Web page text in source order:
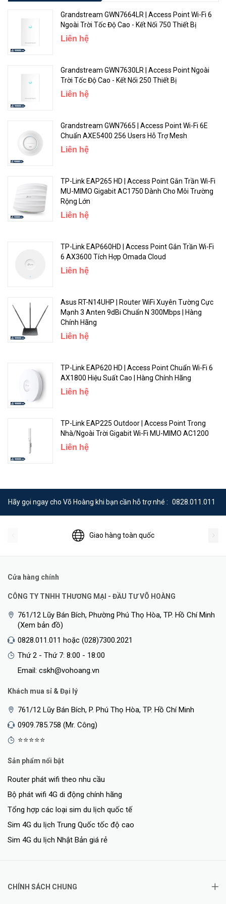
hỗ trợ bởi hầu hết các nhà khai thác trên khắp thế giới
Hợp nhất với các sản phẩm TP-Link OneMesh, để cung cấp mạng
Mesh linh hoạt hơn và tiết kiệm chi phí hơn với một tên Wi-Fi duy
nhất để phủ sóng toàn bộ ngôi nhà một cách liền mạch.
☆ Sao Lưu Kết Nối WAN Khả Dụng
Với Cổng WAN/LAN đầy đủ chức năng, Archer MR202 cũng có thể
hoạt động như một router tương thích với cáp, cáp quang và
nối internet ổn định. Archer MR202 có thể kết nối bạn với Internet,
bất kể bạn ở trong hoàn cảnh nào.
Cài đặt Archer MR202 chỉ trong vài phút nhờ vào giao diện web
trực quan và ứng dụng Tether mạnh mẽ. Quản lý cài đặt mạng, bao
gồm Quyền kiểm soát của phụ huynh và Kiểm soát Truy Cập từ bất
kỳ thiết bị Android hay iOS nào. Quản lý mạng gia đình bất kỳ lúc
nào và bất cứ nơi đâu.
<Hotline: 0828.011.011 - (028)7300.2021 - VoHoang.vn>
>>> Xem thêm: Giá bộ phát wifi 4Gchính hãng
KHUYẾN MÃI:
Giảm 50.000đ khi mua kèm sim tại Võ Hoàng
Giao diện
3 cổng LAN 10/100Mbps
1 cổng LAN/WAN
Nút
Grandstream GWN7664LR | Access Point Wi-Fi 6
Ngoài Trời Tốc Độ Cao - Kết Nối 750 Thiết Bị
Liên hệ
Grandstream GWN7630LR | Access Point Ngoài
Trời Tốc Độ Cao - Kết Nối 250 Thiết Bị
Liên hệ
Grandstream GWN7665 | Access Point Wi-Fi 6E
Chuẩn AXE5400 256 Users Hỗ Trợ Mesh
Liên hệ
TP-Link EAP265 HD | Access Point Gắn Trần Wi-Fi
MU-MIMO Gigabit AC1750 Dành Cho Môi Trường
Rộng Lớn
Liên hệ
TP-Link EAP660HD | Access Point Gắn Trần Wi-Fi
6 AX3600 Tích Hợp Omada Cloud
Liên hệ
Asus RT-N14UHP | Router WiFi Xuyên Tường Cực
Mạnh 3 Anten 9dBi Chuẩn N 300Mbps | Hàng
Chính Hãng
Liên hệ
TP-Link EAP620 HD | Access Point Chuẩn Wi-Fi 6
AX1800 Hiệu Suất Cao | Hàng Chính Hãng
Liên hệ
TP-Link EAP225 Outdoor | Access Point Trong
Nhà/Ngoài Trời Gigabit Wi-Fi MU-MIMO AC1200
Liên hệ
Hãy gọi ngay cho Võ Hoàng khi bạn cần hỗ trợ nhé : 0828.011.011
Giao hàng toàn quốc
Cửa hàng chính
CÔNG TY TNHH THƯƠNG MẠI - ĐẦU TƯ VÕ HOÀNG
761/12 Lũy Bán Bích, Phường Phú Thọ Hòa, TP. Hồ Chí Minh
(Xem bản đồ)
0828.011.011 hoặc (028)7300.2021
Thứ 2 - Thứ 7: 8:00 - 18:00
Email: cskh@vohoang.vn
Khách mua sỉ & Đại lý
761/12 Lũy Bán Bích, P. Phú Thọ Hòa, TP. Hồ Chí Minh
0909.785.758 (Mr. Công)
⭐⭐⭐⭐⭐
Sản phẩm nổi bật
Router phát wifi theo nhu cầu
Bộ phát wifi 4G di động chính hãng
Tổng hợp các loại sim du lịch quốc tế
Sim 4G du lịch Trung Quốc tốc độ cao
Sim 4G du lịch Nhật Bản giá rẻ
CHÍNH SÁCH CHUNG